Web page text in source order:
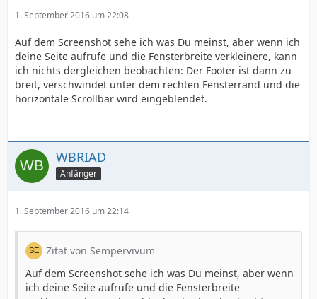
1. September 2016 um 22:08
Auf dem Screenshot sehe ich was Du meinst, aber wenn ich
deine Seite aufrufe und die Fensterbreite verkleinere, kann
ich nichts dergleichen beobachten: Der Footer ist dann zu
breit, verschwindet unter dem rechten Fensterrand und die
horizontale Scrollbar wird eingeblendet.
WBRIAD
Anfänger
1. September 2016 um 22:14
Zitat von Sempervivum
Auf dem Screenshot sehe ich was Du meinst, aber wenn
ich deine Seite aufrufe und die Fensterbreite